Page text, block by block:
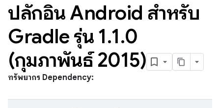
ปลั๊กอิน Android สำหรับ
Gradle รุ่น 1.1.0
(กุมภาพันธ์ 2015)
ทรัพยากร Dependency: